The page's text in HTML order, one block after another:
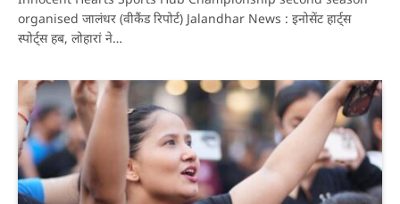
organised जालंधर (वीकैंड रिपोर्ट) Jalandhar News : इनोसेंट हार्ट्स
स्पोर्ट्स हब, लोहारां ने…